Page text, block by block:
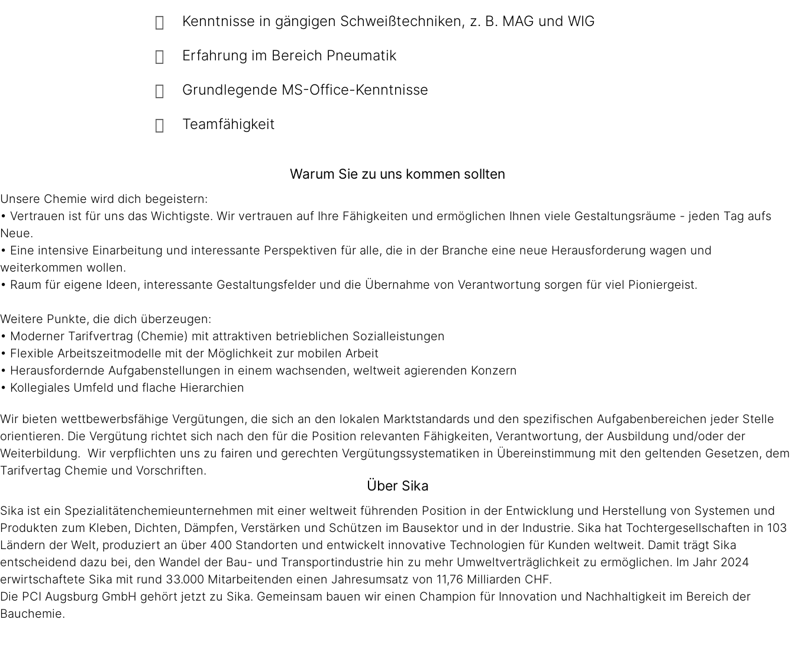
Kenntnisse in gängigen Schweißtechniken, z. B. MAG und WIG
Erfahrung im Bereich Pneumatik
Grundlegende MS-Office-Kenntnisse
Teamfähigkeit
Warum Sie zu uns kommen sollten
Unsere Chemie wird dich begeistern:
• Vertrauen ist für uns das Wichtigste. Wir vertrauen auf Ihre Fähigkeiten und ermöglichen Ihnen viele Gestaltungsräume - jeden Tag aufs
Neue.
• Eine intensive Einarbeitung und interessante Perspektiven für alle, die in der Branche eine neue Herausforderung wagen und
weiterkommen wollen.
• Raum für eigene Ideen, interessante Gestaltungsfelder und die Übernahme von Verantwortung sorgen für viel Pioniergeist.
Weitere Punkte, die dich überzeugen:
• Moderner Tarifvertrag (Chemie) mit attraktiven betrieblichen Sozialleistungen
• Flexible Arbeitszeitmodelle mit der Möglichkeit zur mobilen Arbeit
• Herausfordernde Aufgabenstellungen in einem wachsenden, weltweit agierenden Konzern
• Kollegiales Umfeld und flache Hierarchien
Wir bieten wettbewerbsfähige Vergütungen, die sich an den lokalen Marktstandards und den spezifischen Aufgabenbereichen jeder Stelle
orientieren. Die Vergütung richtet sich nach den für die Position relevanten Fähigkeiten, Verantwortung, der Ausbildung und/oder der
Weiterbildung. Wir verpflichten uns zu fairen und gerechten Vergütungssystematiken in Übereinstimmung mit den geltenden Gesetzen, dem
Tarifvertag Chemie und Vorschriften.
Über Sika
Sika ist ein Spezialitätenchemieunternehmen mit einer weltweit führenden Position in der Entwicklung und Herstellung von Systemen und
Produkten zum Kleben, Dichten, Dämpfen, Verstärken und Schützen im Bausektor und in der Industrie. Sika hat Tochtergesellschaften in 103
Ländern der Welt, produziert an über 400 Standorten und entwickelt innovative Technologien für Kunden weltweit. Damit trägt Sika
entscheidend dazu bei, den Wandel der Bau- und Transportindustrie hin zu mehr Umweltverträglichkeit zu ermöglichen. Im Jahr 2024
erwirtschaftete Sika mit rund 33.000 Mitarbeitenden einen Jahresumsatz von 11,76 Milliarden CHF.
Die PCI Augsburg GmbH gehört jetzt zu Sika. Gemeinsam bauen wir einen Champion für Innovation und Nachhaltigkeit im Bereich der
Bauchemie.